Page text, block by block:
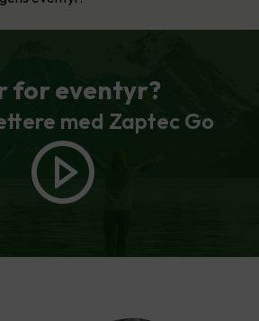
for eventyr?
med Zaptec Go